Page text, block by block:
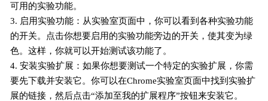
可用的实验功能。
3. 启用实验功能：从实验室页面中，你可以看到各种实验功能
的开关。点击你想要启用的实验功能旁边的开关，使其变为绿
色。这样，你就可以开始测试该功能了。
4. 安装实验扩展：如果你想要测试一个特定的实验扩展，你需
要先下载并安装它。你可以在Chrome实验室页面中找到实验扩
展的链接，然后点击“添加至我的扩展程序”按钮来安装它。